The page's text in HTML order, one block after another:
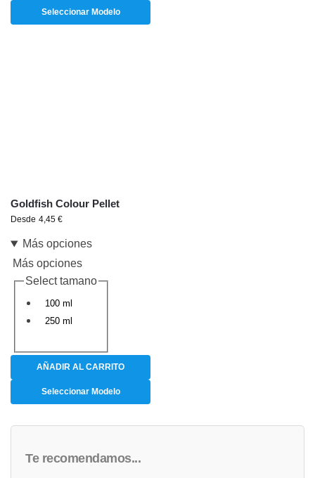
Seleccionar Modelo
Goldfish Colour Pellet
Desde 4,45 €
Más opciones
Más opciones
Select tamano
100 ml
250 ml
AÑADIR AL CARRITO
Seleccionar Modelo
Te recomendamos...